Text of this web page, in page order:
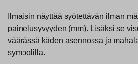
Ilmaisin näyttää syötettävän ilman
painelusyvyyden (mm). Lisäksi se
väärässä käden asennossa ja
symbolilla.